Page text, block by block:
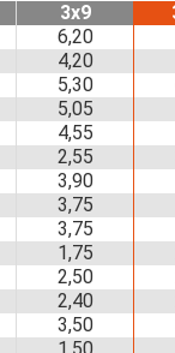
3x9
6,20
4,20
5,30
5,05
4,55
2,55
3,90
3,75
3,75
1,75
2,50
2,40
3,50